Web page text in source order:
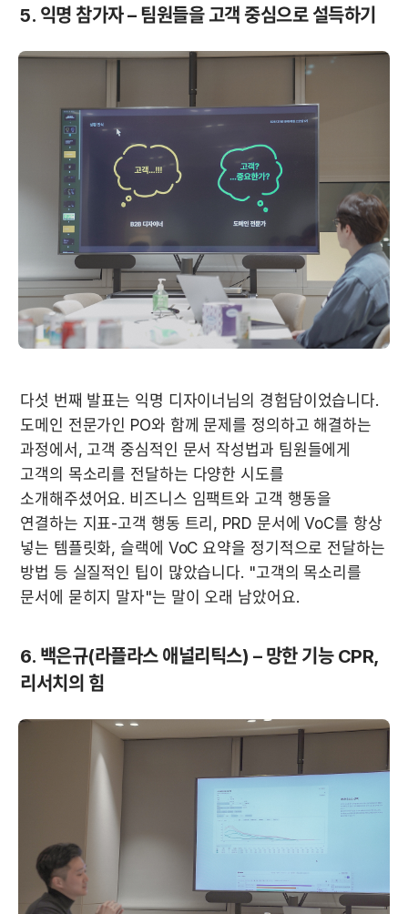
5. 익명 참가자 – 팀원들을 고객 중심으로 설득하기
다섯 번째 발표는 익명 디자이너님의 경험담이었습니다.
도메인 전문가인 PO와 함께 문제를 정의하고 해결하는
과정에서, 고객 중심적인 문서 작성법과 팀원들에게
고객의 목소리를 전달하는 다양한 시도를
소개해주셨어요. 비즈니스 임팩트와 고객 행동을
연결하는 지표-고객 행동 트리, PRD 문서에 VoC를 항상
넣는 템플릿화, 슬랙에 VoC 요약을 정기적으로 전달하는
방법 등 실질적인 팁이 많았습니다. "고객의 목소리를
문서에 묻히지 말자"는 말이 오래 남았어요.
6. 백은규(라플라스 애널리틱스) – 망한 기능 CPR,
리서치의 힘